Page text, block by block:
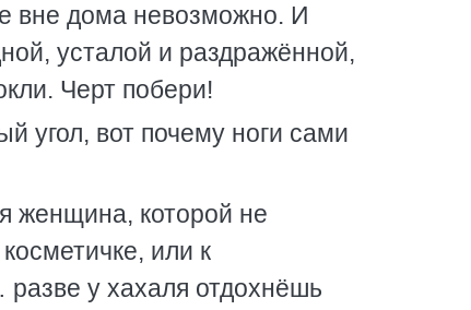
вне дома невозможно. И
усталой и раздражённой,
Черт побери!
угол, вот почему ноги сами
женщина, которой не
или к
у хахаля отдохнёшь